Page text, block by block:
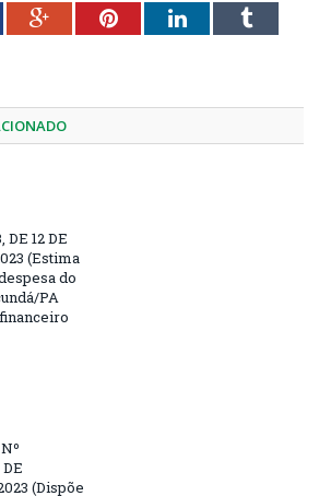
Google+PinterestLinkedInTumblr
DE 12 DE
(Estima
do
PA
(Dispõe